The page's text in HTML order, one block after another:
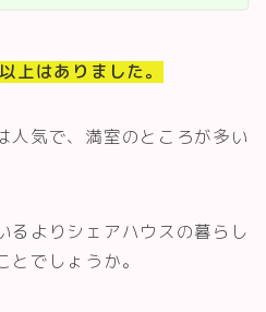
上はありました。
人気で、満室のところが多い
るよりシェアハウスの暮らし
でしょうか。